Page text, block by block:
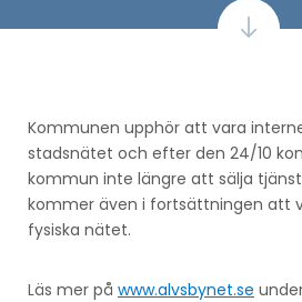
Kommunen upphör att vara
stadsnätet och efter den 24/10
kommun inte längre att sälja
kommer även i fortsättningen att
fysiska nätet.
Läs mer på www.alvsbynet.se